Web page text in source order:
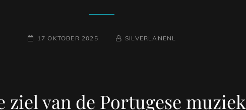
GEPLAATST
17 OKTOBER 2025 NAAMREGEL
BYLINE
SILVERLANENL
ziel van de Portugese muziek